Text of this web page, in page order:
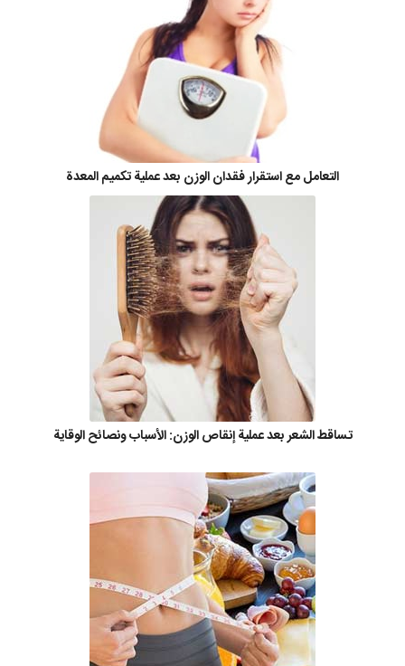
التعامل مع استقرار فقدان الوزن بعد عملية تكميم المعدة
تساقط الشعر بعد عملية إنقاص الوزن: الأسباب ونصائح الوقاية